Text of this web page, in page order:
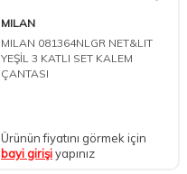
MILAN
MILAN 081364NLGR NET&LIT
YEŞİL 3 KATLI SET KALEM
ÇANTASI
Ürünün fiyatını görmek için
bayi girişiyapınız